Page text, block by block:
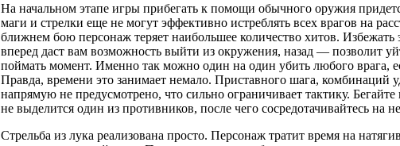
На начальном этапе игры прибегать к помощи обычного оружия
маги и стрелки еще не могут эффективно истреблять всех врагов на
ближнем бою персонаж теряет наибольшее количество хитов.
вперед даст вам возможность выйти из окружения, назад — позволит
поймать момент. Именно так можно один на один убить любого врага,
Правда, времени это занимает немало. Приставного шага, комбинаций
напрямую не предусмотрено, что сильно ограничивает тактику.
не выделится один из противников, после чего сосредотачивайтесь на
Стрельба из лука реализована просто. Персонаж тратит время на